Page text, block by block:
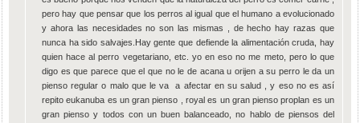
pero hay que pensar que los perros al igual que el humano a evolucionado
y ahora las necesidades no son las mismas , de hecho hay razas que
nunca ha sido salvajes.Hay gente que defiende la alimentación cruda, hay
quien hace al perro vegetariano, etc. yo en eso no me meto, pero lo que
digo es que parece que el que no le de acana u orijen a su perro le da un
pienso regular o malo que le va a afectar en su salud , y eso no es así
repito eukanuba es un gran pienso , royal es un gran pienso proplan es un
gran pienso y todos con un buen balanceado, no hablo de piensos del